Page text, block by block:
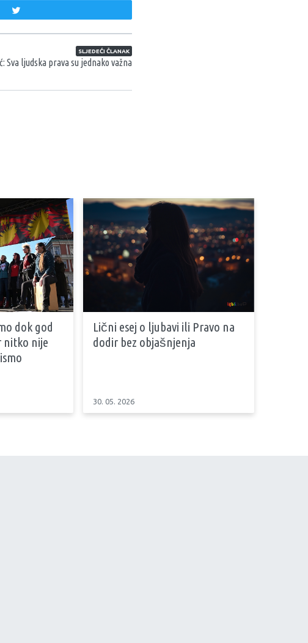
SLJEDEĆI ČLANAK
Sva ljudska prava su jednako važna
dok god
nitko nije
Lični esej o ljubavi ili Pravo na
dodir bez objašnjenja
30. 05. 2026